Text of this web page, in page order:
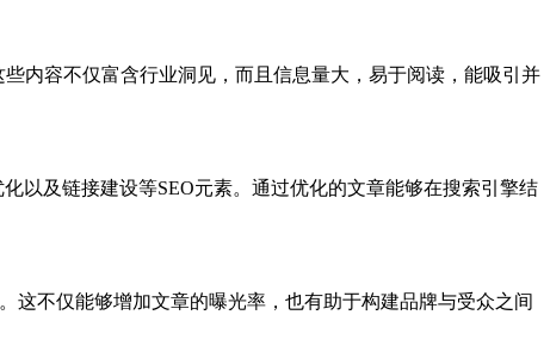
内容不仅富含行业洞见，而且信息量大，易于阅读，能吸引并
以及链接建设等SEO元素。通过优化的文章能够在搜索引擎结
这不仅能够增加文章的曝光率，也有助于构建品牌与受众之间